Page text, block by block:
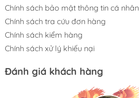
Chính sách bảo mật thông tin cá nhân
Chính sách tra cứu đơn hàng
Chính sách kiểm hàng
Chính sách xử lý khiếu nại
Đánh giá khách hàng